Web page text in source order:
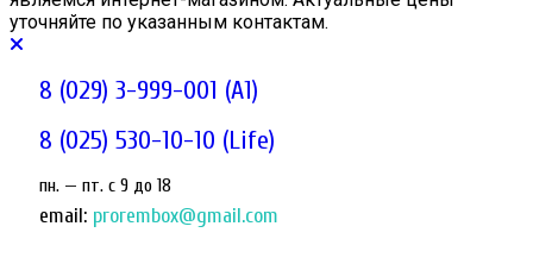
уточняйте по указанным контактам.
8 (029) 3-999-001 (A1)
8 (025) 530-10-10 (Life)
пн. — пт. c 9 до 18
email: prorembox@gmail.com